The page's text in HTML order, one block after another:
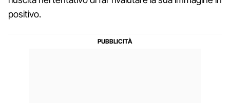
positivo.